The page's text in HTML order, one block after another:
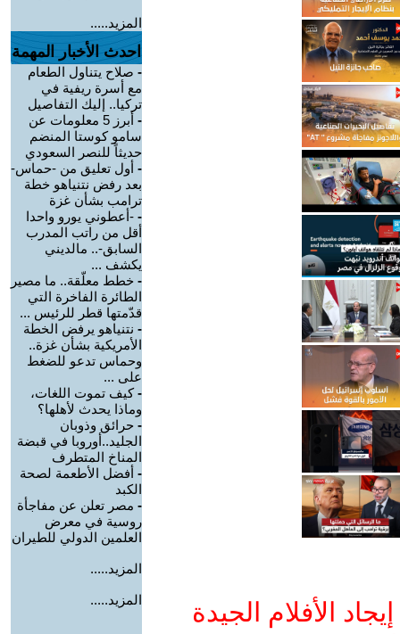
الأفلام الجيدة
المزيد.....
احدث الأخبار المهمة
- صلاح يتناول الطعام
مع أسرة ريفية في
تركيا.. إليك التفاصيل
-
أبرز 5 معلومات عن
سامو كوستا المنضم
حديثاً للنصر السعودي
- أول تعليق من -حماس-
بعد رفض نتنياهو خطة
ترامب بشأن غزة
- -أعطوني يورو واحدا
أقل من راتب المدرب
السابق-.. مالديني
يكشف ...
- خطط معلّقة.. ما مصير
الطائرة الفاخرة التي
قدّمتها قطر للرئيس ...
- نتنياهو يرفض الخطة
الأمريكية بشأن غزة..
وحماس تدعو للضغط
على ...
-كيف تموت اللغات،
وماذا يحدث لأهلها؟
- حرائق وذوبان
الجليد..أوروبا في قبضة
المناخ المتطرف
- أفضل الأطعمة لصحة
الكبد
- مصر تعلن عن مفاجأة
روسية في معرض
العلمين الدولي للطيران
المزيد.....
المزيد.....